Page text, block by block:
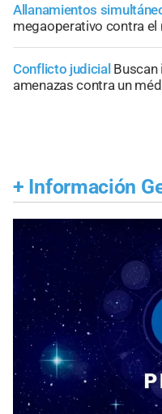
Allanamientos
megaoperativo contra
Conflicto judicial Buscan
amenazas contra un
+ Información